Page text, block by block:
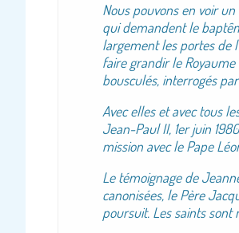
Nous pouvons en voir
qui demandent le
largement les portes de
faire grandir le Royaume
bousculés, interrogés
Avec elles et avec tous
Jean-Paul II, 1er juin
mission avec le Pape
Le témoignage de
canonisées, le Père
poursuit. Les saints